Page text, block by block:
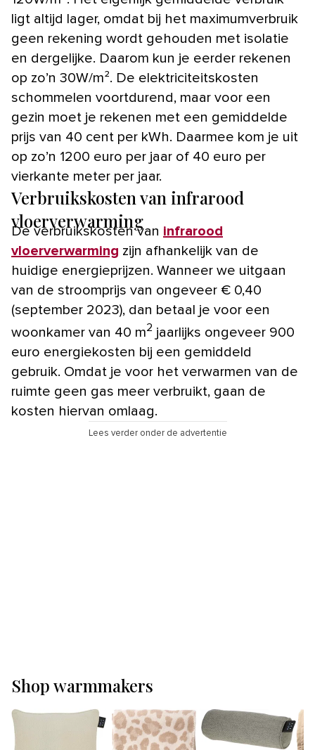
ligt altijd lager, omdat bij het maximumverbruik
geen rekening wordt gehouden met isolatie
en dergelijke. Daarom kun je eerder rekenen
op zo’n 30W/m². De elektriciteitskosten
schommelen voortdurend, maar voor een
gezin moet je rekenen met een gemiddelde
prijs van 40 cent per kWh. Daarmee kom je uit
op zo’n 1200 euro per jaar of 40 euro per
vierkante meter per jaar.
Verbruikskosten van infrarood
vloerverwarming
De verbruikskosten van infrarood
vloerverwarming zijn afhankelijk van de
huidige energieprijzen. Wanneer we uitgaan
van de stroomprijs van ongeveer € 0,40
(september 2023), dan betaal je voor een
woonkamer van 40 m2 jaarlijks ongeveer 900
euro energiekosten bij een gemiddeld
gebruik. Omdat je voor het verwarmen van de
ruimte geen gas meer verbruikt, gaan de
kosten hiervan omlaag.
Lees verder onder de advertentie
Shop warmmakers